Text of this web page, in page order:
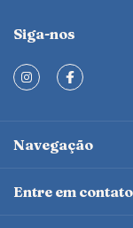
Siga-nos
Navegação
Entre em contato